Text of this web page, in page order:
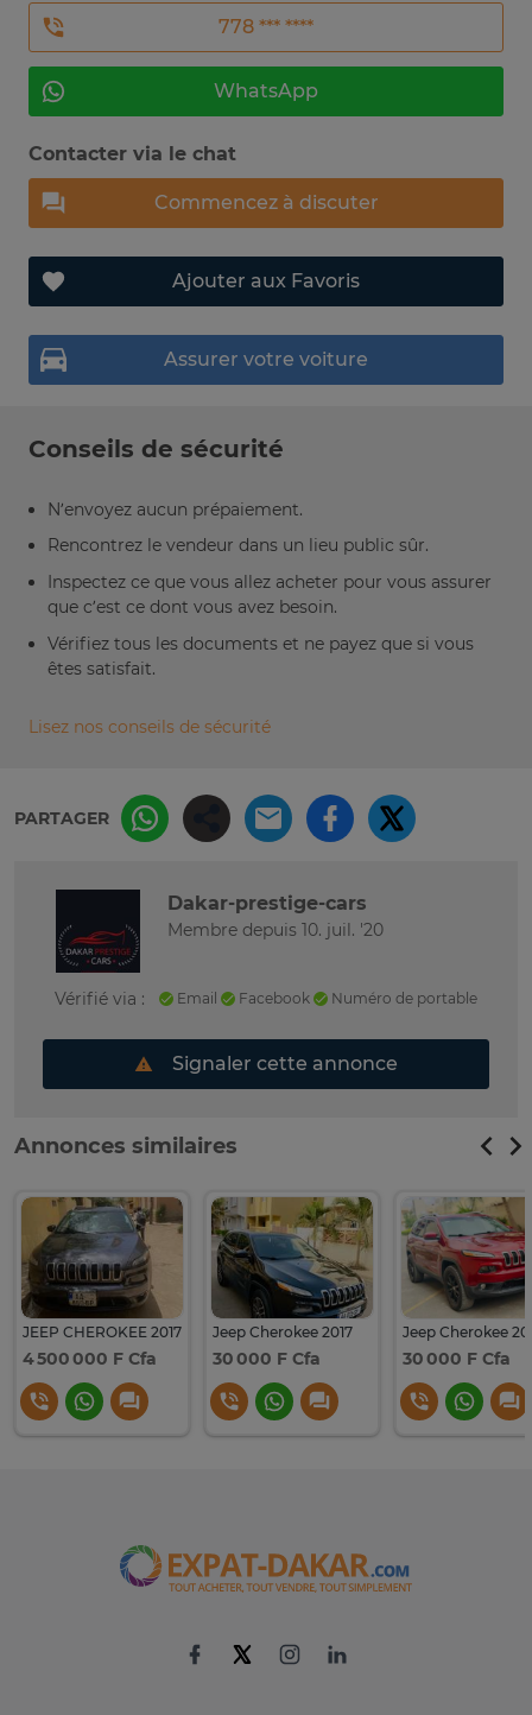
778 *** ****
WhatsApp
Contacter via le chat
Commencez à discuter
Ajouter aux Favoris
Assurer votre voiture
Conseils de sécurité
N’envoyez aucun prépaiement.
Rencontrez le vendeur dans un lieu public sûr.
Inspectez ce que vous allez acheter pour vous assurer
que c’est ce dont vous avez besoin.
Vérifiez tous les documents et ne payez que si vous
êtes satisfait.
Lisez nos conseils de sécurité
PARTAGER
Dakar-prestige-cars
Membre depuis 10. juil. '20
Vérifié via : Email Facebook Numéro de portable
Signaler cette annonce
Annonces similaires
JEEP CHEROKEE 2017
4 500 000 F Cfa
Jeep Cherokee 2017
30 000 F Cfa 30 000 F Cfa